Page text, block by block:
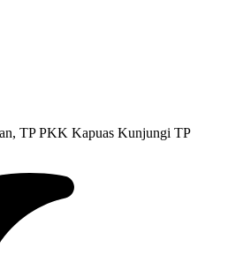
TP PKK Kapuas Kunjungi TP